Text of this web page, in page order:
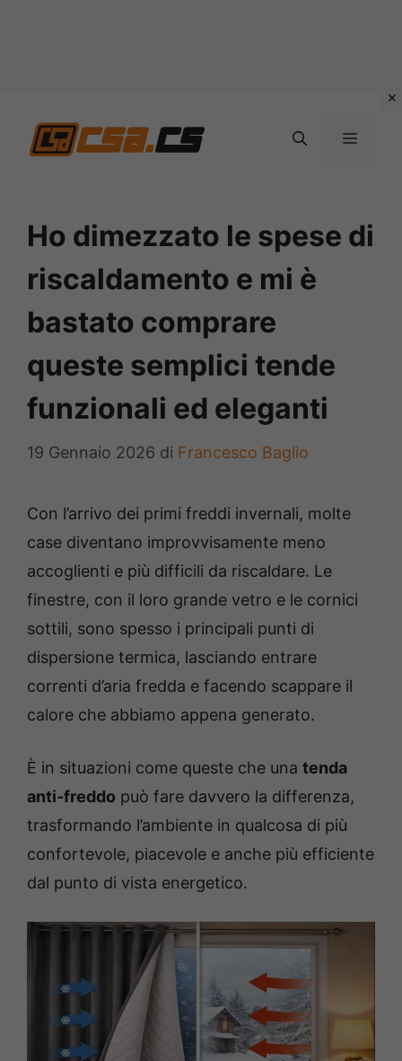
contenuto
MENU
Ho dimezzato le spese di
riscaldamento e mi è
bastato comprare
queste semplici tende
funzionali ed eleganti
19 Gennaio 2026 di Francesco Baglio
Con l’arrivo dei primi freddi invernali, molte
case diventano improvvisamente meno
accoglienti e più difficili da riscaldare. Le
finestre, con il loro grande vetro e le cornici
sottili, sono spesso i principali punti di
dispersione termica, lasciando entrare
correnti d’aria fredda e facendo scappare il
calore che abbiamo appena generato.
È in situazioni come queste che una tenda
anti-freddo può fare davvero la differenza,
trasformando l’ambiente in qualcosa di più
confortevole, piacevole e anche più efficiente
dal punto di vista energetico.